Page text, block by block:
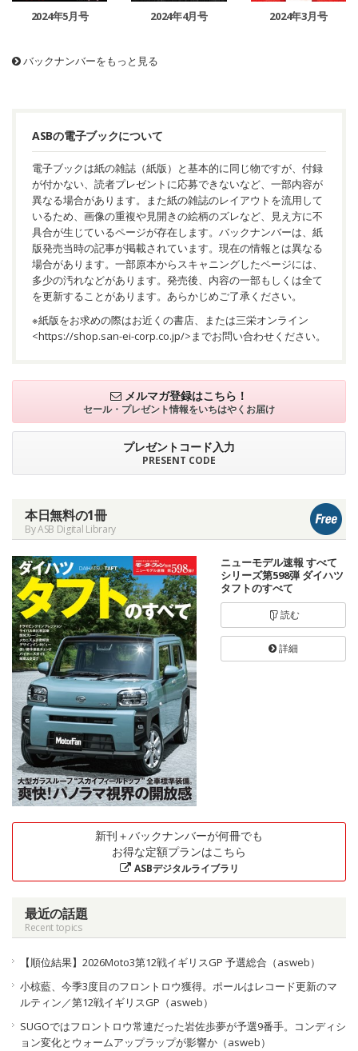
2024年5月号 2024年4月号 2024年3月号
バックナンバーをもっと見る
ASBの電子ブックについて
電子ブックは紙の雑誌（紙版）と基本的に同じ物ですが、付録
が付かない、読者プレゼントに応募できないなど、一部内容が
異なる場合があります。また紙の雑誌のレイアウトを流用して
いるため、画像の重複や見開きの絵柄のズレなど、見え方に不
具合が生じているページが存在します。バックナンバーは、紙
版発売当時の記事が掲載されています。現在の情報とは異なる
場合があります。一部原本からスキャニングしたページには、
多少の汚れなどがあります。発売後、内容の一部もしくは全て
を更新することがあります。あらかじめご了承ください。
※紙版をお求めの際はお近くの書店、または三栄オンライン
<https://shop.san-ei-corp.co.jp/>までお問い合わせください。
メルマガ登録はこちら！
セール・プレゼント情報をいちはやくお届け
プレゼントコード入力
PRESENT CODE
本日無料の1冊
By ASB Digital Library
ニューモデル速報 すべて
シリーズ第598弾 ダイハツ
タフトのすべて
読む
詳細
新刊＋バックナンバーが何冊でも
お得な定額プランはこちら
ASBデジタルライブラリ
最近の話題
Recent topics
【順位結果】2026Moto3第12戦イギリスGP 予選総合（asweb）
小椋藍、今季3度目のフロントロウ獲得。ポールはレコード更新のマ
ルティン／第12戦イギリスGP（asweb）
SUGOではフロントロウ常連だった岩佐歩夢が予選9番手。コンディシ
ョン変化とウォームアップラップが影響か（asweb）